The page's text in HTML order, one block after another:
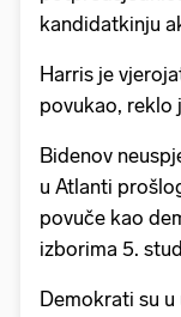
kandidatkinju
Harris je
povukao, reklo
Bidenov
u Atlanti
povuče kao
izborima 5.
Demokrati su